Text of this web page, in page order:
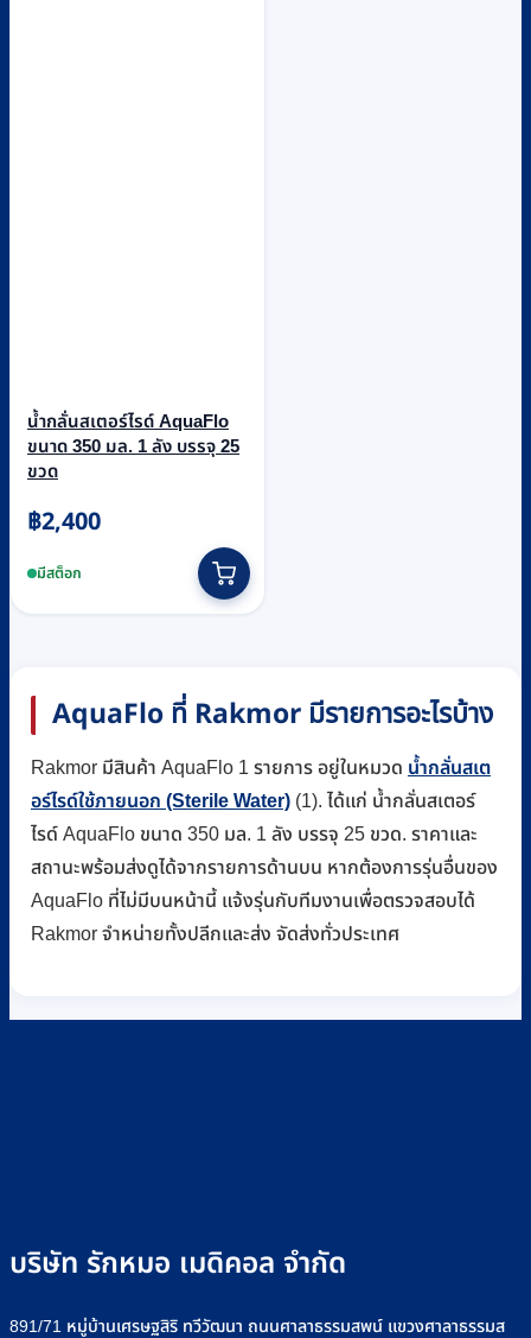
น้ำกลั่นสเตอร์ไรด์ AquaFlo
ขนาด 350 มล. 1 ลัง บรรจุ 25
ขวด
฿2,400
มีสต็อก
AquaFlo ที่ Rakmor มีรายการอะไรบ้าง
Rakmor มีสินค้า AquaFlo 1 รายการ อยู่ในหมวด น้ำกลั่นสเต
อร์ไรด์ใช้ภายนอก (Sterile Water) (1). ได้แก่ น้ำกลั่นสเตอร์
ไรด์ AquaFlo ขนาด 350 มล. 1 ลัง บรรจุ 25 ขวด. ราคาและ
สถานะพร้อมส่งดูได้จากรายการด้านบน หากต้องการรุ่นอื่นของ
AquaFlo ที่ไม่มีบนหน้านี้ แจ้งรุ่นกับทีมงานเพื่อตรวจสอบได้
Rakmor จำหน่ายทั้งปลีกและส่ง จัดส่งทั่วประเทศ
บริษัท รักหมอ เมดิคอล จำกัด
891/71 หมู่บ้านเศรษฐสิริ ทวีวัฒนา ถนนศาลาธรรมสพน์ แขวงศาลาธรรมส